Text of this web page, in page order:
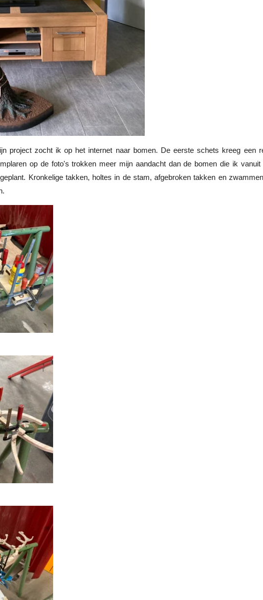
project zocht ik op het internet naar bomen. De eerste schets kreeg
op de foto's trokken meer mijn aandacht dan de bomen die ik
Kronkelige takken, holtes in de stam, afgebroken takken en